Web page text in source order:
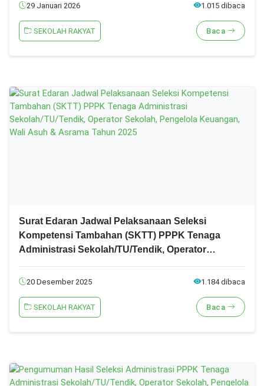
29 Januari 2026 1.015 dibaca
SEKOLAH RAKYAT Baca
Surat Edaran Jadwal Pelaksanaan Seleksi
Kompetensi Tambahan (SKTT) PPPK Tenaga
Administrasi Sekolah/TU/Tendik, Operator
Asrama Tahun 2025
20 Desember 2025 1.184 dibaca
SEKOLAH RAKYAT Baca